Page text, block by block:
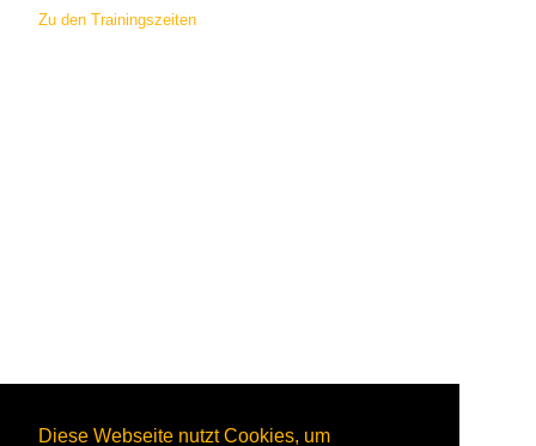
Diese Webseite nutzt Cookies, um
Zu den Trainingszeiten